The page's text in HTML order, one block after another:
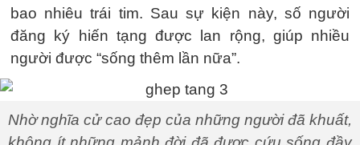
bao nhiêu trái tim. Sau sự kiện này, số người
đăng ký hiến tạng được lan rộng, giúp nhiều
người được “sống thêm lần nữa”.
Nhờ nghĩa cử cao đẹp của những người đã khuất,